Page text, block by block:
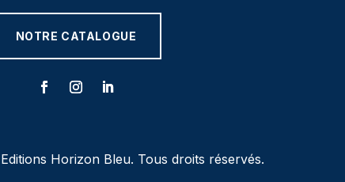
NOTRE CATALOGUE
Horizon Bleu. Tous droits réservés.